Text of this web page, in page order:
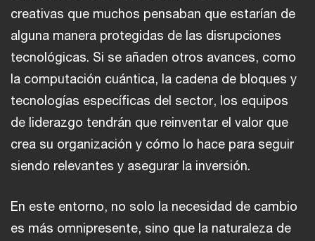
creativas que muchos pensaban que estarían de
alguna manera protegidas de las disrupciones
tecnológicas. Si se añaden otros avances, como
la computación cuántica, la cadena de bloques y
tecnologías específicas del sector, los equipos
de liderazgo tendrán que reinventar el valor que
crea su organización y cómo lo hace para seguir
siendo relevantes y asegurar la inversión.
En este entorno, no solo la necesidad de cambio
es más omnipresente, sino que la naturaleza de